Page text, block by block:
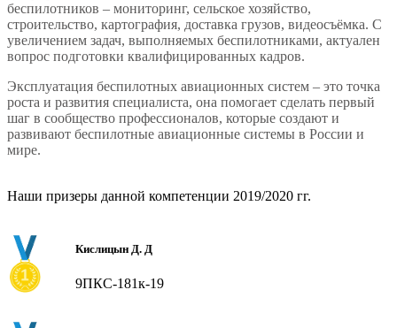
беспилотников – мониторинг, сельское хозяйство,
строительство, картография, доставка грузов, видеосъёмка. С
увеличением задач, выполняемых беспилотниками, актуален
вопрос подготовки квалифицированных кадров.
Эксплуатация беспилотных авиационных систем – это точка
роста и развития специалиста, она помогает сделать первый
шаг в сообщество профессионалов, которые создают и
развивают беспилотные авиационные системы в России и
мире.
Наши призеры данной компетенции 2019/2020 гг.
Кислицын Д. Д
9ПКС-181к-19